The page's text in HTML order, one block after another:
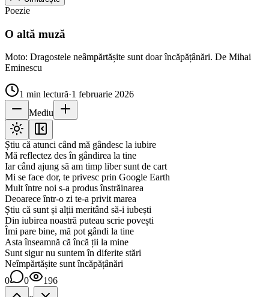
Poezie
O altă muză
Moto: Dragostele neâmpărtășite sunt doar încăpățânări. De Mihai
Eminescu
1 min lectură·1 februarie 2026
Mediu
Știu că atunci când mă gândesc la iubire
Mă reflectez des în gândirea la tine
Iar când ajung să am timp liber sunt de cart
Mi se face dor, te privesc prin Google Earth
Mult între noi s-a produs înstrăinarea
Deoarece într-o zi te-a privit marea
Știu că sunt și alții meritând să-i iubești
Din iubirea noastră puteau scrie povești
Îmi pare bine, mă pot gândi la tine
Asta înseamnă că încă ții la mine
Sunt sigur nu suntem în diferite stări
Neîmpărtășite sunt încăpățânări
0
0
196